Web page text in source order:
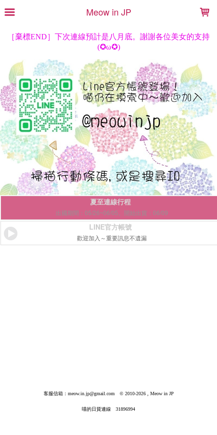
Meow in JP
夏至連線行程
出國期間：05/26~06/05。開始出貨：06/09
LINE官方帳號
歡迎加入～重要訊息不遺漏